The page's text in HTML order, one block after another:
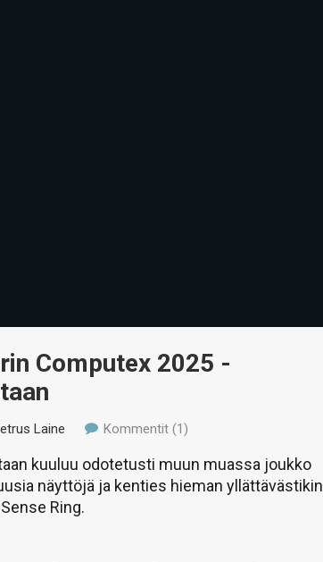
Computex 2025 -
Laine Kommentit (1)
kuuluu odotetusti muun muassa joukko
näyttöjä ja kenties hieman yllättävästikin
Ring.